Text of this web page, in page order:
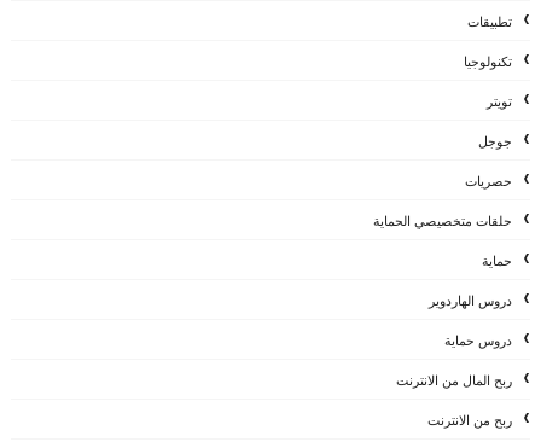
تطبيقات
تكنولوجيا
تويتر
جوجل
حصريات
حلقات متخصيصي الحماية
حماية
دروس الهاردوير
دروس حماية
ربح المال من الانترنت
ربح من الانترنت